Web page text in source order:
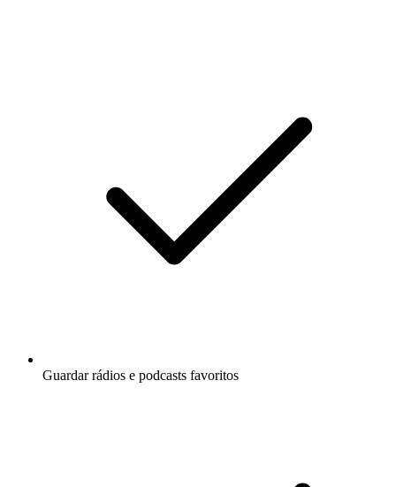
Guardar rádios e podcasts favoritos